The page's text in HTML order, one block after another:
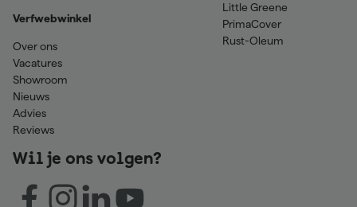
Verfwebwinkel
Over ons
Vacatures
Showroom
Nieuws
Advies
Reviews
Little Greene
PrimaCover
Rust-Oleum
Wil je ons volgen?